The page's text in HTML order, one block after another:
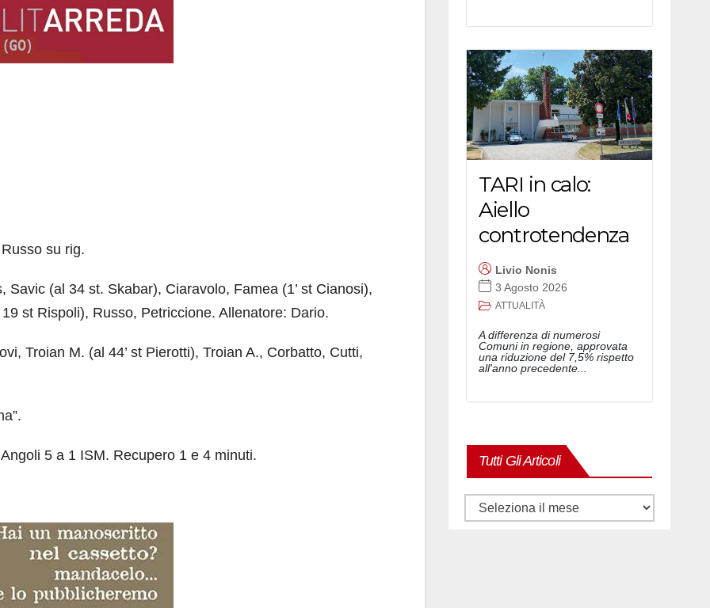
Russo su rig.
(al 34 st. Skabar), Ciaravolo, Famea (1’ st Cianosi),
st Rispoli), Russo, Petriccione. Allenatore: Dario.
Troian M. (al 44’ st Pierotti), Troian A., Corbatto, Cutti,
5 a 1 ISM. Recupero 1 e 4 minuti.
TARI in calo:
Aiello
controtendenza
Livio Nonis
3 Agosto 2026
ATTUALITÀ
A differenza di numerosi
Comuni in regione, approvata
una riduzione del 7,5% rispetto
all'anno precedente...
Tutti Gli Articoli
Tutti